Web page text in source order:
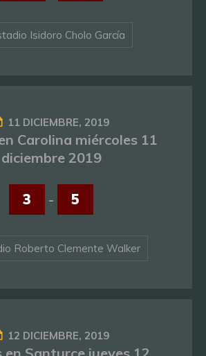
Isidoro Cholo García
11 DICIEMBRE, 2019
Carolina miércoles 11
diciembre 2019
3 - 5
Roberto Clemente Walker
12 DICIEMBRE, 2019